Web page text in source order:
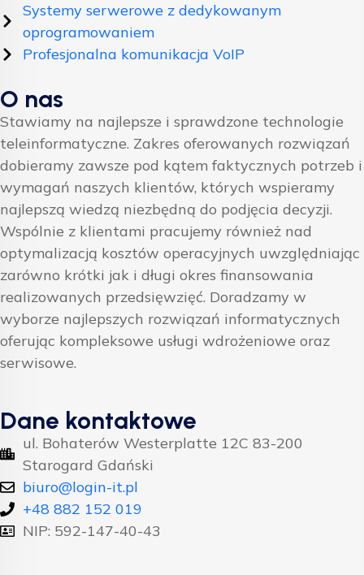
Systemy serwerowe z dedykowanym
oprogramowaniem
Profesjonalna komunikacja VoIP
O nas
Stawiamy na najlepsze i sprawdzone technologie
teleinformatyczne. Zakres oferowanych rozwiązań
dobieramy zawsze pod kątem faktycznych potrzeb i
wymagań naszych klientów, których wspieramy
najlepszą wiedzą niezbędną do podjęcia decyzji.
Wspólnie z klientami pracujemy również nad
optymalizacją kosztów operacyjnych uwzględniając
zarówno krótki jak i długi okres finansowania
realizowanych przedsięwzięć. Doradzamy w
wyborze najlepszych rozwiązań informatycznych
oferując kompleksowe usługi wdrożeniowe oraz
serwisowe.
Dane kontaktowe
ul. Bohaterów Westerplatte 12C 83-200
Starogard Gdański
biuro@login-it.pl
+48 882 152 019
NIP: 592-147-40-43